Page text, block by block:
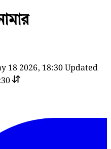
18 2026, 18:30Updated